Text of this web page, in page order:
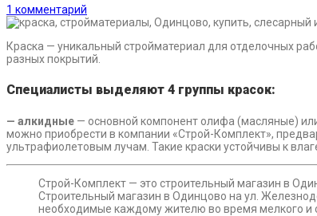
1 комментарий
Краска — уникальный стройматериал для отделочных
разных покрытий.
Специалисты выделяют 4 группы красок:
— алкидные — основной компонент олифа (масляные)
можно приобрести в компании «Строй-Комплект»,
ультрафиолетовым лучам. Такие краски устойчивы к
Строй-Комплект — это строительный магазин в
Строительный магазин в Одинцово на ул.
необходимые каждому жителю во время мелкого и